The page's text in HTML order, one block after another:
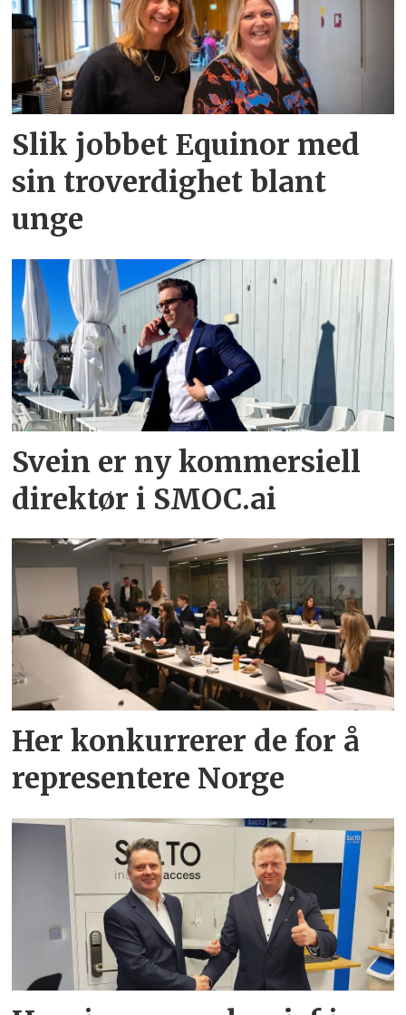
Slik jobbet Equinor med
sin troverdighet blant
unge
Svein er ny kommersiell
direktør i SMOC.ai
Her konkurrerer de for å
representere Norge